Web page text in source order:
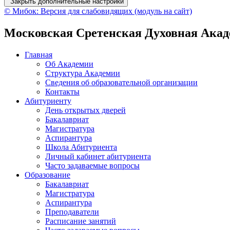
© Мибок: Версия для слабовидящих (модуль на сайт)
Московская Сретенская Духовная
Главная
Об Академии
Структура Академии
Сведения об образовательной организации
Контакты
Абитуриенту
День открытых дверей
Бакалавриат
Магистратура
Аспирантура
Школа Абитуриента
Личный кабинет абитуриента
Часто задаваемые вопросы
Образование
Бакалавриат
Магистратура
Аспирантура
Преподаватели
Расписание занятий